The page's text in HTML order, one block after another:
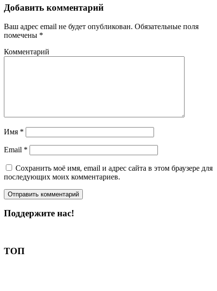
Добавить комментарий
Ваш адрес email не будет опубликован. Обязательные поля
помечены *
Комментарий
Имя *
Email *
Сохранить моё имя, email и адрес сайта в этом браузере для
последующих моих комментариев.
Поддержите нас!
ТОП